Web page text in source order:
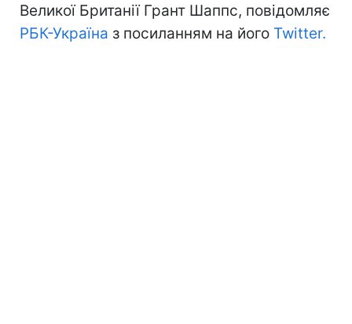
Великої Британії Грант Шаппс, повідомляє
РБК-Україна з посиланням на його Twitter.